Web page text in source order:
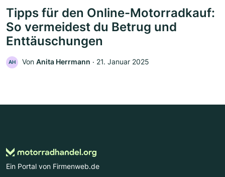
Tipps für den Online-Motorradkauf:
So vermeidest du Betrug und
Enttäuschungen
AH Von Anita Herrmann ‧ 21. Januar 2025
Ein Portal von Firmenweb.de